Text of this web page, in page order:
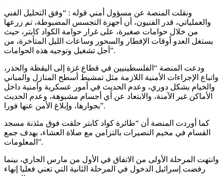
ونقلت المنصة عن مسؤول أمني قوله : “وفق التحليل الفني
والعملياتي، قدر الفنيون، أن أجهزة التجسس المضبوطة، تم زرعها
من خلال حوامات صغيرة، على غرار حوامة الكواد كابتر، حيث
يستغل العدو أوقات الإفطار والسحور وساعات الليل المتأخرة، من
أجل تشغيل وتوجيه هذه الحوامات”.
ودعت المنصة “الفلسطينيين في قطاع غزة إلى اليقظة والحذر،
واتباع الإجراءات الأمنية اللازمة مثل تمشيط أسطح المنازل والمباني
والخيام بشكل دوري، وعدم الحديث في أمور عسكرية وأمنية داخل
الأماكن غير الآمنة، والابتعاد عن أي أجسام مشبوهة، وعدم الحديث
بجوارها، وإبلاغ الأمن عنها فورا”.
كما أوردت المنصة أن “طائرة كواد كابتر حلقت فوق مئذنة مسجد
القسام في مخيم النصيرات بالتزامن مع صلاة العشاء، بهدف جمع
المعلومات”.
وانتهت المرحلة الأولى من الاتفاق في الأول من مارس الجاري، بينما
رفضت إسرائيل الدخول في المرحلة الثانية التي تعني فعليا إنهاء